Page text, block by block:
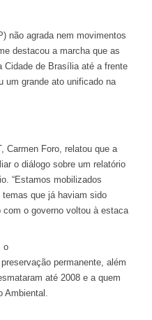
não agrada nem movimentos
destacou a marcha que as
Cidade de Brasília até a frente
um grande ato unificado na
Carmen Foro, relatou que a
o diálogo sobre um relatório
“Estamos mobilizados
que já haviam sido
o governo voltou à estaca
o
permanente, além
até 2008 e a quem
Ambiental.